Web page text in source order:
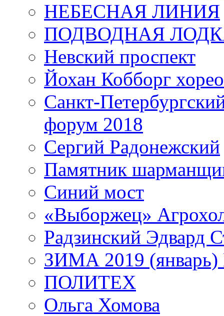
НЕБЕСНАЯ ЛИНИЯ
ПОДВОДНАЯ
Невский проспект
Йохан Кобборг
Санкт-
форум 2018
Сергий Радонежский
Памятник
Синий мост
«Выборжец»
Радзинский Эдвард
ЗИМА 2019 (январь)
ПОЛИТЕХ
Ольга Хомова